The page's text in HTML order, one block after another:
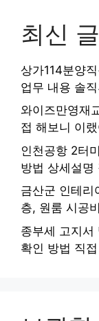
최신 글
상가114분양
업무 내용 솔
와이즈만영재
접 해보니 이
인천공항 2터
방법 상세설명
금산군 인테
층, 원룸 시공
종부세 고지
확인 방법 직